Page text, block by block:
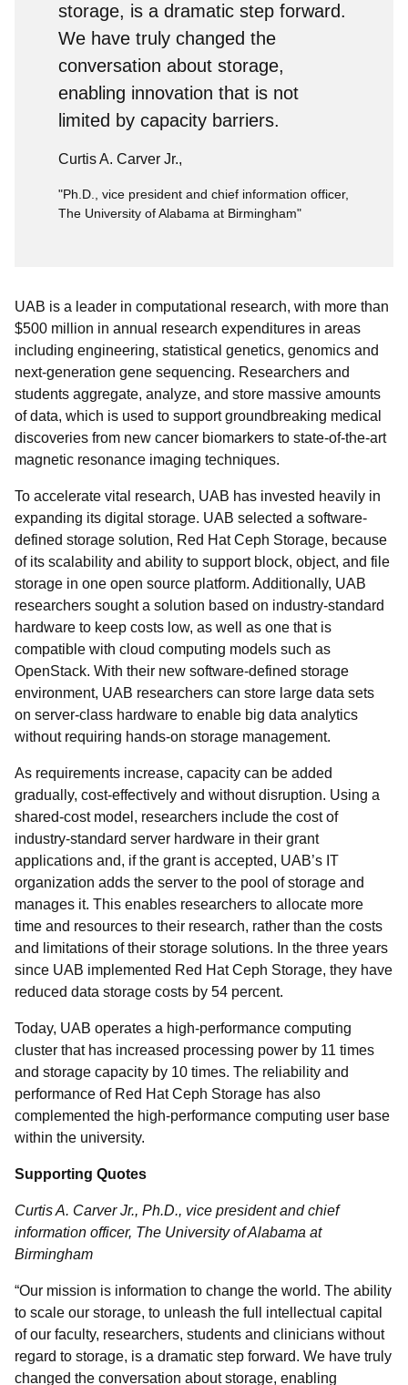
storage, is a dramatic step forward.
We have truly changed the
conversation about storage,
enabling innovation that is not
limited by capacity barriers.
Curtis A. Carver Jr.,
"Ph.D., vice president and chief information officer,
The University of Alabama at Birmingham"
UAB is a leader in computational research, with more than
$500 million in annual research expenditures in areas
including engineering, statistical genetics, genomics and
next-generation gene sequencing. Researchers and
students aggregate, analyze, and store massive amounts
of data, which is used to support groundbreaking medical
discoveries from new cancer biomarkers to state-of-the-art
magnetic resonance imaging techniques.
To accelerate vital research, UAB has invested heavily in
expanding its digital storage. UAB selected a software-
defined storage solution, Red Hat Ceph Storage, because
of its scalability and ability to support block, object, and file
storage in one open source platform. Additionally, UAB
researchers sought a solution based on industry-standard
hardware to keep costs low, as well as one that is
compatible with cloud computing models such as
OpenStack. With their new software-defined storage
environment, UAB researchers can store large data sets
on server-class hardware to enable big data analytics
without requiring hands-on storage management.
As requirements increase, capacity can be added
gradually, cost-effectively and without disruption. Using a
shared-cost model, researchers include the cost of
industry-standard server hardware in their grant
applications and, if the grant is accepted, UAB’s IT
organization adds the server to the pool of storage and
manages it. This enables researchers to allocate more
time and resources to their research, rather than the costs
and limitations of their storage solutions. In the three years
since UAB implemented Red Hat Ceph Storage, they have
reduced data storage costs by 54 percent.
Today, UAB operates a high-performance computing
cluster that has increased processing power by 11 times
and storage capacity by 10 times. The reliability and
performance of Red Hat Ceph Storage has also
complemented the high-performance computing user base
within the university.
Supporting Quotes
Curtis A. Carver Jr., Ph.D., vice president and chief
information officer, The University of Alabama at
Birmingham
“Our mission is information to change the world. The ability
to scale our storage, to unleash the full intellectual capital
of our faculty, researchers, students and clinicians without
regard to storage, is a dramatic step forward. We have truly
changed the conversation about storage, enabling